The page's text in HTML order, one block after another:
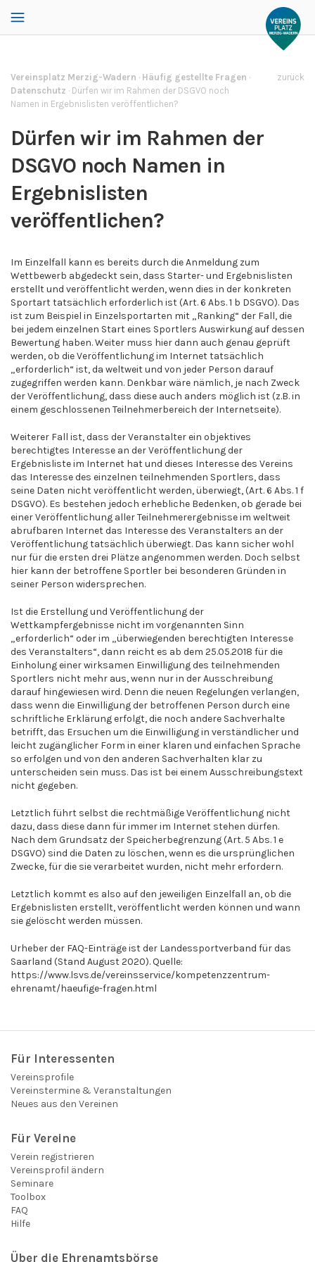
Vereinsplatz Merzig-Wadern · Häufig gestellte Fragen ·
Datenschutz · Dürfen wir im Rahmen der DSGVO noch
Namen in Ergebnislisten veröffentlichen?
zurück
Dürfen wir im Rahmen der
DSGVO noch Namen in
Ergebnislisten
veröffentlichen?
Im Einzelfall kann es bereits durch die Anmeldung zum
Wettbewerb abgedeckt sein, dass Starter- und Ergebnislisten
erstellt und veröffentlicht werden, wenn dies in der konkreten
Sportart tatsächlich erforderlich ist (Art. 6 Abs. 1 b DSGVO). Das
ist zum Beispiel in Einzelsportarten mit „Ranking“ der Fall, die
bei jedem einzelnen Start eines Sportlers Auswirkung auf dessen
Bewertung haben. Weiter muss hier dann auch genau geprüft
werden, ob die Veröffentlichung im Internet tatsächlich
„erforderlich“ ist, da weltweit und von jeder Person darauf
zugegriffen werden kann. Denkbar wäre nämlich, je nach Zweck
der Veröffentlichung, dass diese auch anders möglich ist (z.B. in
einem geschlossenen Teilnehmerbereich der Internetseite).
Weiterer Fall ist, dass der Veranstalter ein objektives
berechtigtes Interesse an der Veröffentlichung der
Ergebnisliste im Internet hat und dieses Interesse des Vereins
das Interesse des einzelnen teilnehmenden Sportlers, dass
seine Daten nicht veröffentlicht werden, überwiegt, (Art. 6 Abs. 1 f
DSGVO). Es bestehen jedoch erhebliche Bedenken, ob gerade bei
einer Veröffentlichung aller Teilnehmerergebnisse im weltweit
abrufbaren Internet das Interesse des Veranstalters an der
Veröffentlichung tatsächlich überwiegt. Das kann sicher wohl
nur für die ersten drei Plätze angenommen werden. Doch selbst
hier kann der betroffene Sportler bei besonderen Gründen in
seiner Person widersprechen.
Ist die Erstellung und Veröffentlichung der
Wettkampfergebnisse nicht im vorgenannten Sinn
„erforderlich“ oder im „überwiegenden berechtigten Interesse
des Veranstalters“, dann reicht es ab dem 25.05.2018 für die
Einholung einer wirksamen Einwilligung des teilnehmenden
Sportlers nicht mehr aus, wenn nur in der Ausschreibung
darauf hingewiesen wird. Denn die neuen Regelungen verlangen,
dass wenn die Einwilligung der betroffenen Person durch eine
schriftliche Erklärung erfolgt, die noch andere Sachverhalte
betrifft, das Ersuchen um die Einwilligung in verständlicher und
leicht zugänglicher Form in einer klaren und einfachen Sprache
so erfolgen und von den anderen Sachverhalten klar zu
unterscheiden sein muss. Das ist bei einem Ausschreibungstext
nicht gegeben.
Letztlich führt selbst die rechtmäßige Veröffentlichung nicht
dazu, dass diese dann für immer im Internet stehen dürfen.
Nach dem Grundsatz der Speicherbegrenzung (Art. 5 Abs. 1 e
DSGVO) sind die Daten zu löschen, wenn es die ursprünglichen
Zwecke, für die sie verarbeitet wurden, nicht mehr erfordern.
Letztlich kommt es also auf den jeweiligen Einzelfall an, ob die
Ergebnislisten erstellt, veröffentlicht werden können und wann
sie gelöscht werden müssen.
Urheber der FAQ-Einträge ist der Landessportverband für das
Saarland (Stand August 2020). Quelle:
https://www.lsvs.de/vereinsservice/kompetenzzentrum-
ehrenamt/haeufige-fragen.html
Für Interessenten
Vereinsprofile
Vereinstermine & Veranstaltungen
Neues aus den Vereinen
Für Vereine
Verein registrieren
Vereinsprofil ändern
Seminare
Toolbox
FAQ
Hilfe
Über die Ehrenamtsbörse